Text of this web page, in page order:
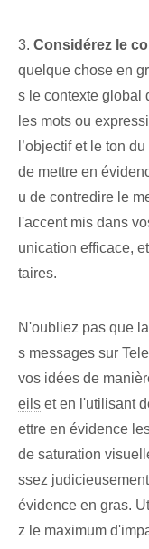
3. Considérez le
quelque chose en
s le contexte global
les mots ou
l’objectif et le ton
de mettre en
u de contredire le
l'accent mis dans
unication efficace,
taires.
N'oubliez pas que
s messages sur
vos idées de
eils et en l'utilisant
ettre en évidence
de saturation
ssez
évidence en gras.
z le maximum